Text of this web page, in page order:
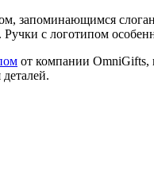
запоминающимся
Ручки с логотипом
от компании OmniGifts,